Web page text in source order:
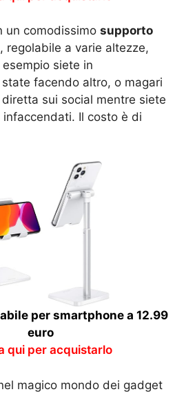
un comodissimo supporto
, regolabile a varie altezze,
siete in
facendo altro, o magari
sui social mentre siete
Il costo è di
per smartphone a 12.99
euro
qui per acquistarlo
magico mondo dei gadget